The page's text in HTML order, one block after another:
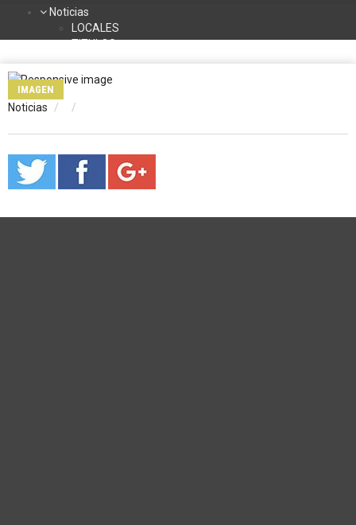
Noticias
LOCALES
TITULOS
NACIONALES
TURISMO
Programación
IMAGEN
Noticias